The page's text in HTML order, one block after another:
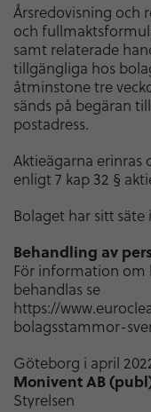
Årsredovisning och
och
samt relaterade
tillgängliga hos
åtminstone tre
sänds på begäran
postadress.
Aktieägarna erinras
enligt 7 kap 32 §
Bolaget har sitt
Behandling av
För information
behandlas se
https://
bolagsstammor-
Göteborg i april
Monivent AB
Styrelsen